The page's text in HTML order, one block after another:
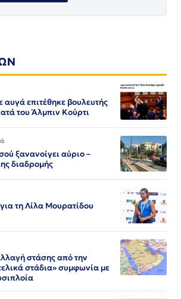
επιτέθηκε βουλευτής
του Άλμπιν Κούρτι
ξανανοίγει αύριο –
διαδρομής
τη Λίλα Μουρατίδου
στάσης από την
στάδια» συμφωνία με